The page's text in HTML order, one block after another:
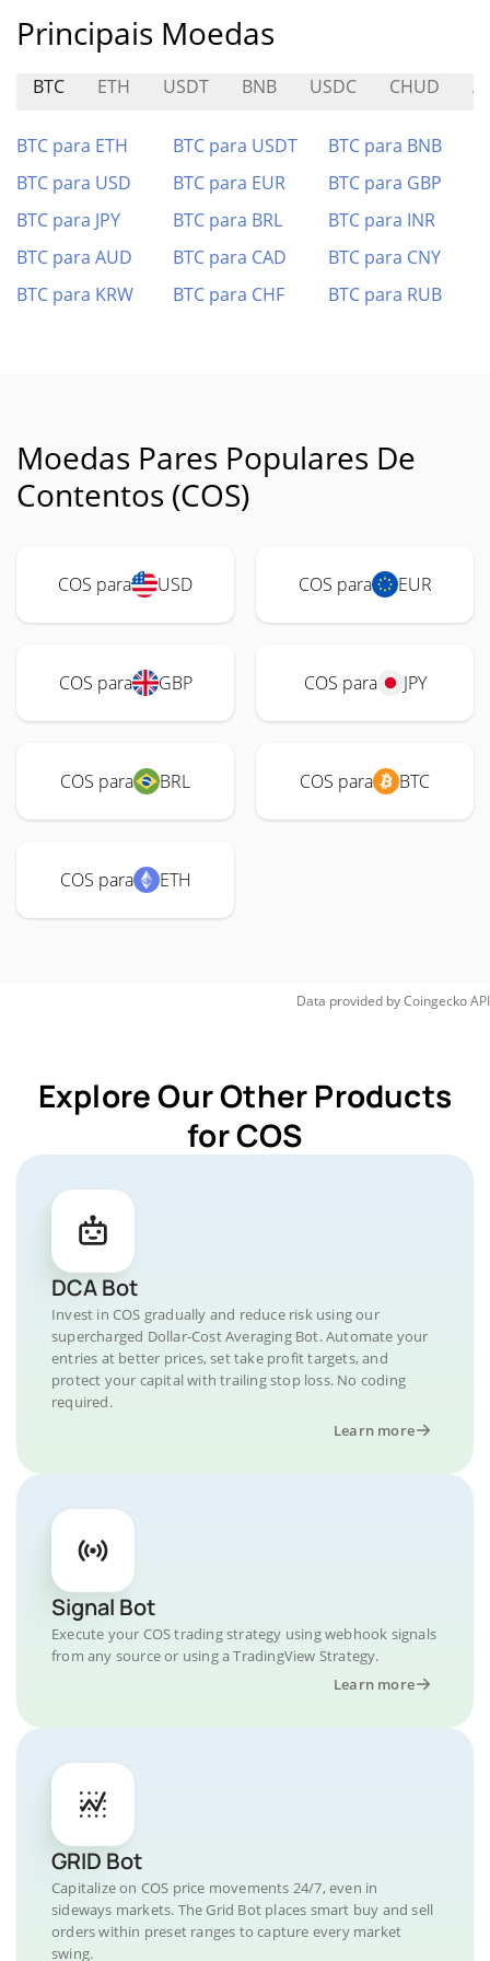
Principais Moedas
BTC ETH USDT BNB USDC CHUD
BTC para ETH BTC para USDT
BTC para BNB
BTC para USD
BTC para EUR
BTC para GBP
BTC para JPY
BTC para BRL
BTC para INR
BTC para AUD
BTC para CAD
BTC para CNY
BTC para KRW
BTC para CHF BTC para RUB
Moedas Pares Populares De
Contentos (COS)
COS para USD COS para EUR
COS para GBP COS para JPY
COS para BRL COS para BTC
COS para ETH
Data provided byCoingeckoAPI
Explore Our Other Products
for COS
DCA Bot
Invest in COS gradually and reduce risk using our
supercharged Dollar-Cost Averaging Bot. Automate your
entries at better prices, set take profit targets, and
protect your capital with trailing stop loss. No coding
required.
Learn more
Signal Bot
Execute your COS trading strategy using webhook signals
from any source or using a TradingView Strategy.
Learn more
GRID Bot
Capitalize on COS price movements 24/7, even in
sideways markets. The Grid Bot places smart buy and sell
orders within preset ranges to capture every market
swing.